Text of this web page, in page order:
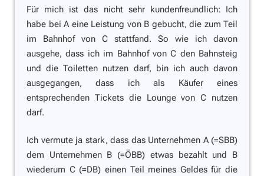
Für mich ist das nicht sehr kundenfreundlich: Ich
habe bei A eine Leistung von B gebucht, die zum Teil
im Bahnhof von C stattfand. So wie ich davon
ausgehe, dass ich im Bahnhof von C den Bahnsteig
und die Toiletten nutzen darf, bin ich auch davon
ausgegangen, dass ich als Käufer eines
entsprechenden Tickets die Lounge von C nutzen
darf.
Ich vermute ja stark, dass das Unternehmen A (=SBB)
dem Unternehmen B (=ÖBB) etwas bezahlt und B
wiederum C (=DB) einen Teil meines Geldes für die